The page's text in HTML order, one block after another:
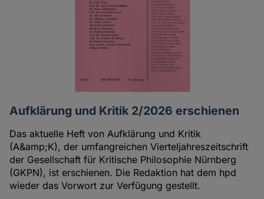
Aufklärung und Kritik 2/2026 erschienen
Das aktuelle Heft von Aufklärung und Kritik
(A&amp;K), der umfangreichen Vierteljahreszeitschrift
der Gesellschaft für Kritische Philosophie Nürnberg
(GKPN), ist erschienen. Die Redaktion hat dem hpd
wieder das Vorwort zur Verfügung gestellt.